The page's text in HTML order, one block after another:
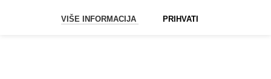
VIŠE INFORMACIJA PRIHVATI